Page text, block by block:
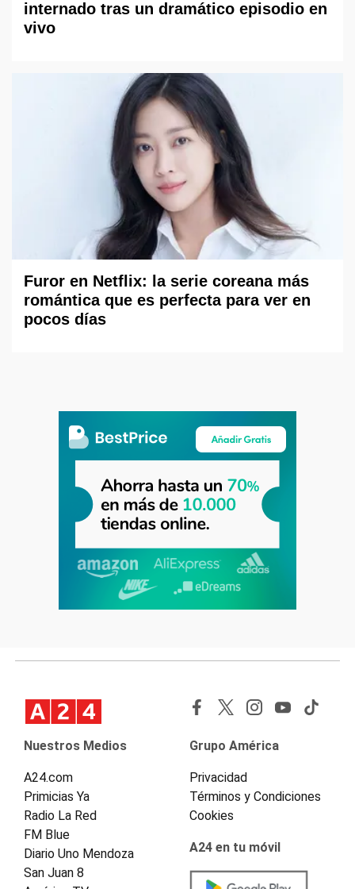
internado tras un dramático episodio en
vivo
Furor en Netflix: la serie coreana más
romántica que es perfecta para ver en
pocos días
Nuestros Medios
A24.com
Primicias Ya
Radio La Red
FM Blue
Diario Uno Mendoza
San Juan 8
Grupo América
Privacidad
Términos y Condiciones
Cookies
A24 en tu móvil